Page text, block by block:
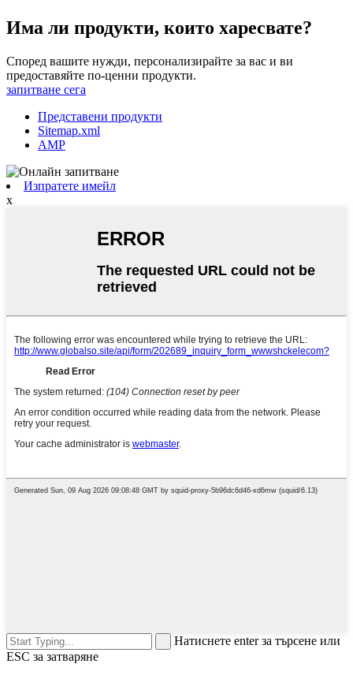
Има ли продукти, които харесвате?
Според вашите нужди, персонализирайте за вас и ви
предоставяйте по-ценни продукти.
запитване сега
Представени продукти
Sitemap.xml
AMP
Изпратете имейл
x
Натиснете enter за търсене или
ESC за затваряне